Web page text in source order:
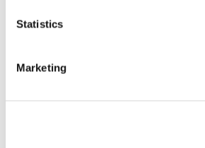
Statistics
Marketing
€